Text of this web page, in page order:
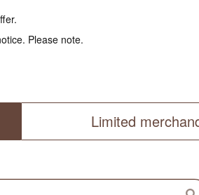
Please note.
Limited